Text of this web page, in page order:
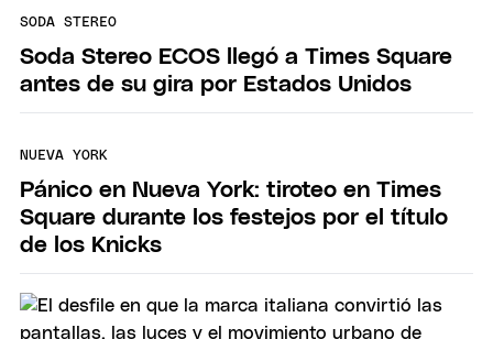
SODA STEREO
Soda Stereo ECOS llegó a Times Square
antes de su gira por Estados Unidos
NUEVA YORK
Pánico en Nueva York: tiroteo en Times
Square durante los festejos por el título
de los Knicks